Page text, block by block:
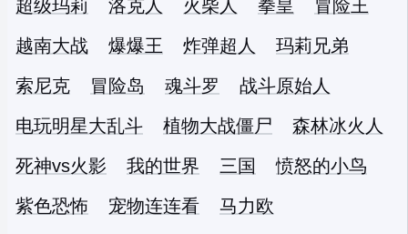
超级玛莉 洛克人 火柴人 拳皇
冒险王
越南大战
爆爆王 炸弹超人
玛莉兄弟
索尼克
冒险岛 魂斗罗
战斗原始人
电玩明星大乱斗
植物大战僵尸
森林冰火人
死神vs火影
我的世界 三国
愤怒的小鸟
紫色恐怖
宠物连连看 马力欧